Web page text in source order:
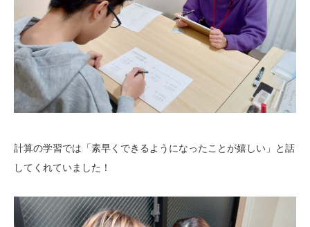
計算の学習では「素早くできるようになったことが嬉しい」と話
してくれていました！